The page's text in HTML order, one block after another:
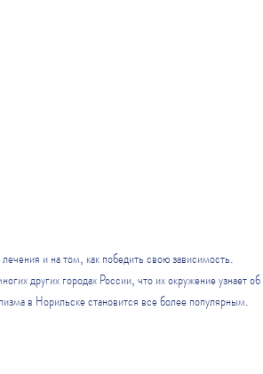
других городах России, что их окружение узнает об
в Норильске становится все более популярным.